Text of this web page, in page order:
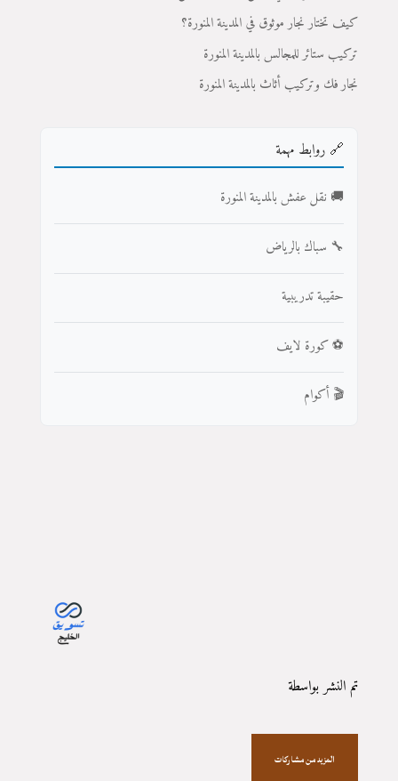
كيف تختار نجار موثوق في المدينة المنورة؟
تركيب ستائر للمجالس بالمدينة المنورة
نجار فك وتركيب أثاث بالمدينة المنورة
🔗 روابط مهمة
🚚 نقل عفش بالمدينة المنورة
🔧 سباك بالرياض
حقيبة تدريبية
⚽ كورة لايف
🎬 أكوام
تم النشر بواسطة
المزيد من مشاركات